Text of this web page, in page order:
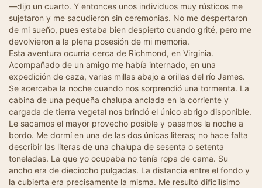
—dijo un cuarto. Y entonces unos individuos muy rústicos me
sujetaron y me sacudieron sin ceremonias. No me despertaron
de mi sueño, pues estaba bien despierto cuando grité, pero me
devolvieron a la plena posesión de mi memoria.
Esta aventura ocurría cerca de Richmond, en Virginia.
Acompañado de un amigo me había internado, en una
expedición de caza, varias millas abajo a orillas del río James.
Se acercaba la noche cuando nos sorprendió una tormenta. La
cabina de una pequeña chalupa anclada en la corriente y
cargada de tierra vegetal nos brindó el único abrigo disponible.
Le sacamos el mayor provecho posible y pasamos la noche a
bordo. Me dormí en una de las dos únicas literas; no hace falta
describir las literas de una chalupa de sesenta o setenta
toneladas. La que yo ocupaba no tenía ropa de cama. Su
ancho era de dieciocho pulgadas. La distancia entre el fondo y
la cubierta era precisamente la misma. Me resultó dificilísimo